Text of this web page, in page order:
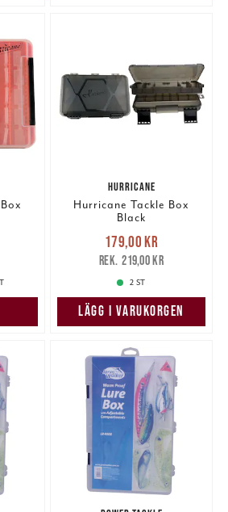
HURRICANE
Hurricane Tackle Box
Black
Nuvarande pris
179,00 krTidigare pris
219,00 kr
179,00 kr
219,00 kr
2 ST
LÄGG I VARUKORGEN